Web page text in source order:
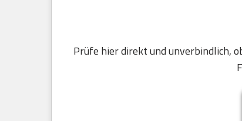
Prüfe hier direkt und unverbindlich,